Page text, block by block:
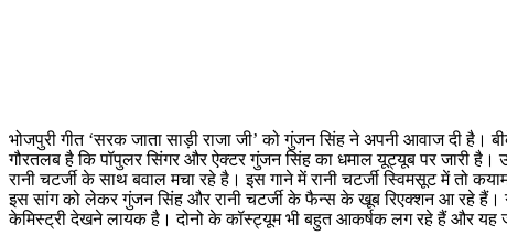
भोजपुरी गीत ‘सरक जाता साड़ी राजा जी’ को गुंजन सिंह ने अपनी आवाज दी है।
गौरतलब है कि पॉपुलर सिंगर और ऐक्टर गुंजन सिंह का धमाल यूट्यूब पर जारी है।
रानी चटर्जी के साथ बवाल मचा रहे है। इस गाने में रानी चटर्जी स्विमसूट में तो
इस सांग को लेकर गुंजन सिंह और रानी चटर्जी के फैन्स के खूब रिएक्शन आ रहे हैं।
केमिस्ट्री देखने लायक है। दोनो के कॉस्ट्यूम भी बहुत आकर्षक लग रहे हैं और यह